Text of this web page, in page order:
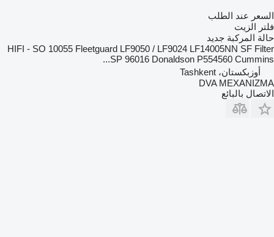
السعر عند الطلب
فلتر الزيت
حالة المركبة جديد
HIFI - SO 10055 Fleetguard LF9050 / LF9024 LF14005NN SF Filter
SP 96016 Donaldson P554560 Cummins...
أوزبكستان، Tashkent
DVA MEXANIZMA
الاتصال بالبائع